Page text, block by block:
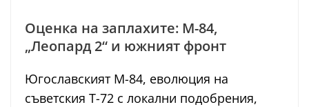
Оценка на заплахите: М-84,
„Леопард 2“ и южният фронт
Югославският М-84, еволюция на
съветския Т-72 с локални подобрения,